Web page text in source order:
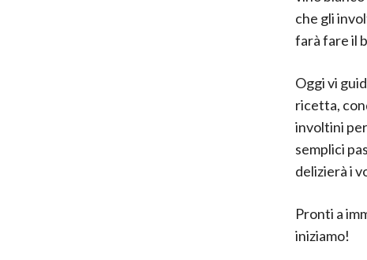
che gli
farà fare il
Oggi vi
ricetta,
involtini
semplici
delizierà i
Pronti a
iniziamo!